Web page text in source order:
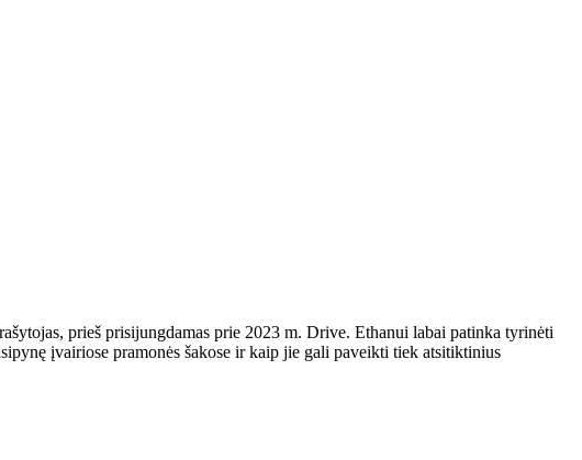
prieš prisijungdamas prie 2023 m. Drive. Ethanui labai patinka tyrinėti
įvairiose pramonės šakose ir kaip jie gali paveikti tiek atsitiktinius